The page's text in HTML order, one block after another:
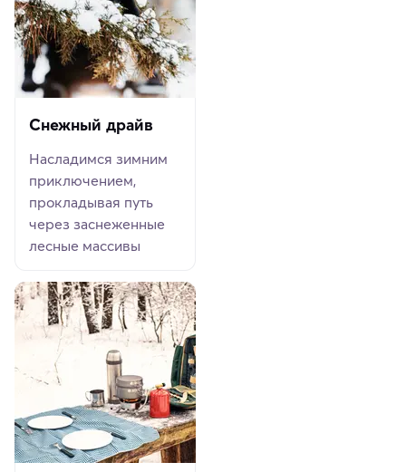
Снежный драйв
Насладимся зимним
приключением,
прокладывая путь
через заснеженные
лесные массивы